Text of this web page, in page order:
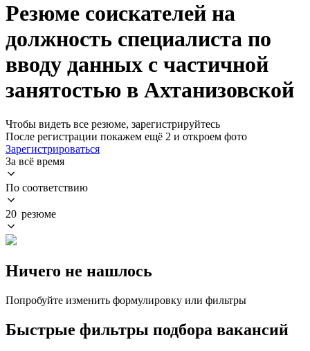
Резюме соискателей на
должность специалиста по
вводу данных с частичной
занятостью в Ахтанизовской
Чтобы видеть все резюме, зарегистрируйтесь
После регистрации покажем ещё 2 и откроем фото
Зарегистрироваться
За всё время
По соответствию
20 резюме
Ничего не нашлось
Попробуйте изменить формулировку или фильтры
Быстрые фильтры подбора вакансий